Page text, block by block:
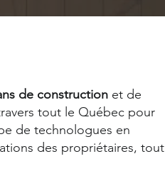
de construction et de
tout le Québec pour
de technologues en
des propriétaires, tout